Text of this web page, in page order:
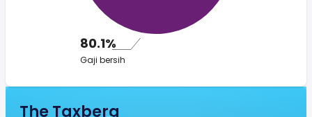
80.1%
Gaji bersih
The Taxberg